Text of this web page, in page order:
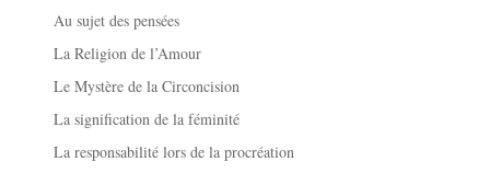
Au sujet des pensées
La Religion de l’Amour
Le Mystère de la Circoncision
La signification de la féminité
La responsabilité lors de la procréation